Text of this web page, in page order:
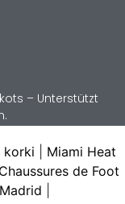
– Unterstützt
korki
Miami Heat
Chaussures de Foot